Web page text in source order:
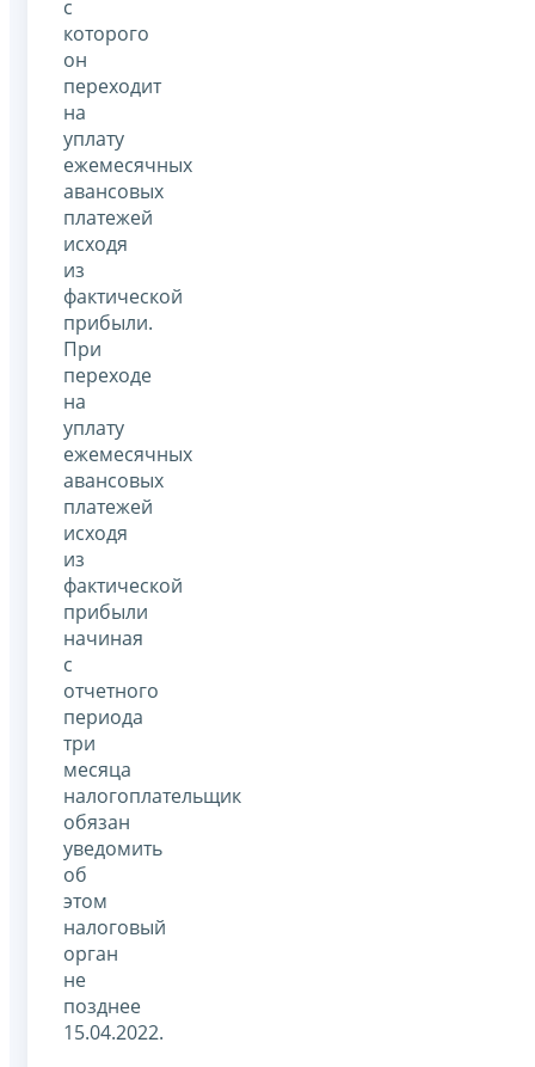
с
которого
он
переходит
на
уплату
ежемесячных
авансовых
платежей
исходя
из
фактической
прибыли.
При
переходе
на
уплату
ежемесячных
авансовых
платежей
исходя
из
фактической
прибыли
начиная
с
отчетного
периода
три
месяца
налогоплательщик
обязан
уведомить
об
этом
налоговый
орган
не
позднее
15.04.2022.